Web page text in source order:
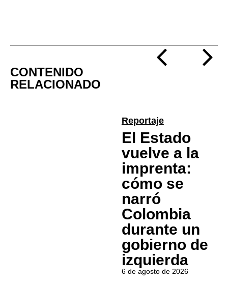
CONTENIDO
RELACIONADO
Reportaje
El Estado
vuelve a la
imprenta:
cómo se
narró
Colombia
durante un
gobierno de
izquierda
6 de agosto de 2026